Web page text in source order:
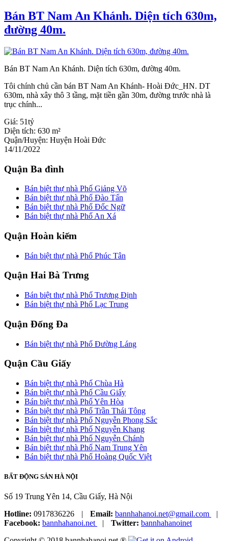
Bán BT Nam An Khánh. Diện tích 630m,
đường 40m.
Bán BT Nam An Khánh. Diện tích 630m, đường 40m.
Tôi chính chủ cần bán BT Nam An Khánh- Hoài Đức_HN. DT
630m, nhà xây thô 3 tầng, mặt tiền gần 30m, đường trước nhà là
trục chính...
Giá: 51tỷ
Diện tích: 630 m²
Quận/Huyện: Huyện Hoài Đức
14/11/2022
Quận Ba đình
Bán biệt thự nhà Phố Giảng Võ
Bán biệt thự nhà Phố Đào Tấn
Bán biệt thự nhà Phố Đốc Ngữ
Bán biệt thự nhà Phố An Xá
Quận Hoàn kiếm
Bán biệt thự nhà Phố Phúc Tân
Quận Hai Bà Trưng
Bán biệt thự nhà Phố Trương Định
Bán biệt thự nhà Phố Lạc Trung
Quận Đống Đa
Bán biệt thự nhà Phố Đường Láng
Quận Cầu Giấy
Bán biệt thự nhà Phố Chùa Hà
Bán biệt thự nhà Phố Cầu Giấy
Bán biệt thự nhà Phố Yên Hòa
Bán biệt thự nhà Phố Trần Thái Tông
Bán biệt thự nhà Phố Nguyễn Phong Sắc
Bán biệt thự nhà Phố Nguyễn Khang
Bán biệt thự nhà Phố Nguyễn Chánh
Bán biệt thự nhà Phố Nam Trung Yên
Bán biệt thự nhà Phố Hoàng Quốc Việt
BẤT ĐỘNG SẢN HÀ NỘI
Số 19 Trung Yên 14, Cầu Giấy, Hà Nội
Hotline: 0917836226 | Email: bannhahanoi.net@gmail.com
|
Facebook: bannhahanoi.net | Twitter: bannhahanoinet